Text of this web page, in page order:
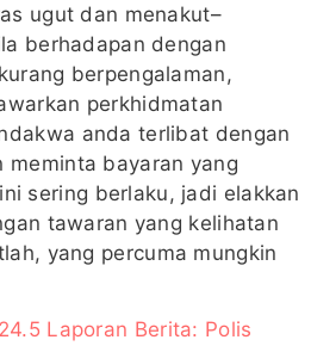
ugut dan menakut–
berhadapan dengan
berpengalaman,
perkhidmatan
anda terlibat dengan
meminta bayaran yang
sering berlaku, jadi elakkan
tawaran yang kelihatan
yang percuma mungkin
Laporan Berita: Polis